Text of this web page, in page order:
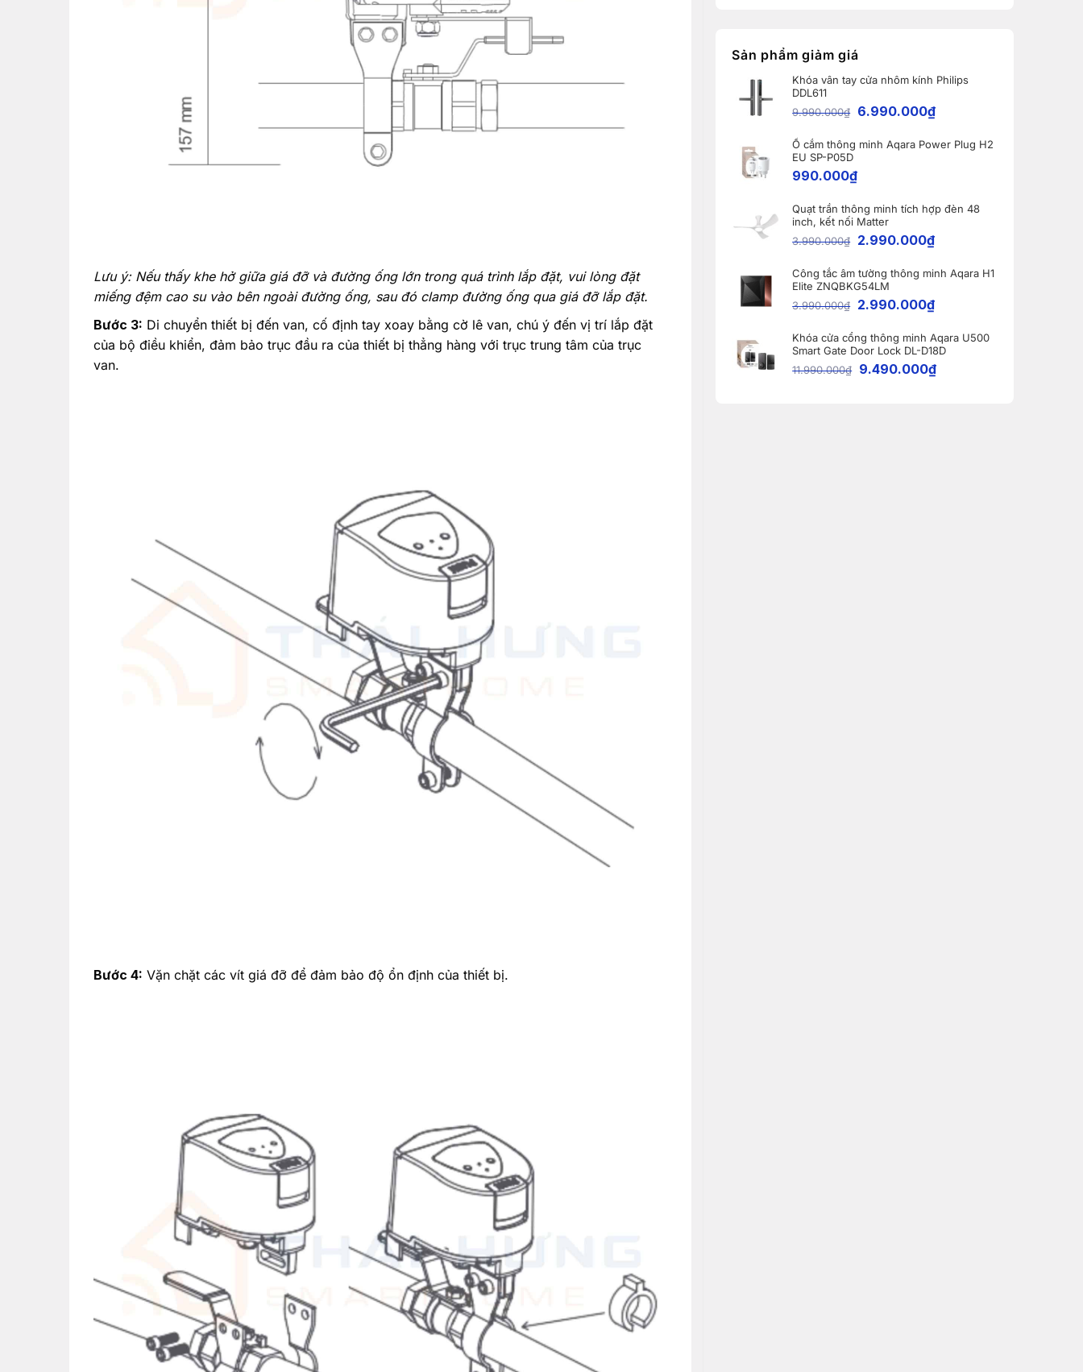
Lưu ý: Nếu thấy khe hở giữa giá đỡ và đường ống lớn trong quá trình lắp đặt, vui lòng đặt
miếng đệm cao su vào bên ngoài đường ống, sau đó clamp đường ống qua giá đỡ lắp đặt.
Bước 3: Di chuyển thiết bị đến van, cố định tay xoay bằng cờ lê van, chú ý đến vị trí lắp đặt
của bộ điều khiển, đảm bảo trục đầu ra của thiết bị thẳng hàng với trục trung tâm của trục
van.
Bước 4: Vặn chặt các vít giá đỡ để đảm bảo độ ổn định của thiết bị.
thông
OMNI
và
W2S
OMNI
cho
khách
Bắc
Ninh
Hưng
Smart
lắp
đặt
khóa
minh
Aqara
A100
Vĩnh
Sản phẩm giảm giá
Khóa vân tay cửa nhôm kính Philips
DDL611
9.990.000₫ 6.990.000₫
Ổ cắm thông minh Aqara Power Plug H2
EU SP-P05D
990.000₫
Quạt trần thông minh tích hợp đèn 48
inch, kết nối Matter
3.990.000₫ 2.990.000₫
Công tắc âm tường thông minh Aqara H1
Elite ZNQBKG54LM
3.990.000₫ 2.990.000₫
Khóa cửa cổng thông minh Aqara U500
Smart Gate Door Lock DL-D18D
11.990.000₫ 9.490.000₫